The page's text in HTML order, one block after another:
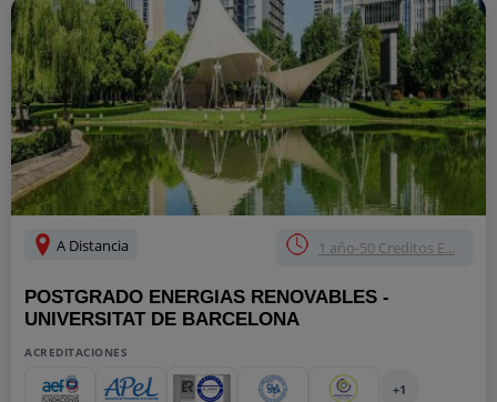
A Distancia 1 año-50 Creditos E...
POSTGRADO ENERGIAS RENOVABLES -
UNIVERSITAT DE BARCELONA
ACREDITACIONES
+1